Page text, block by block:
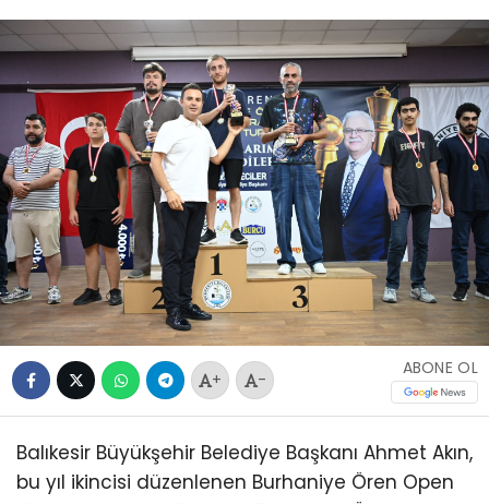
+ -
ABONE OL
Balıkesir Büyükşehir Belediye Başkanı Ahmet Akın,
bu yıl ikincisi düzenlenen Burhaniye Ören Open